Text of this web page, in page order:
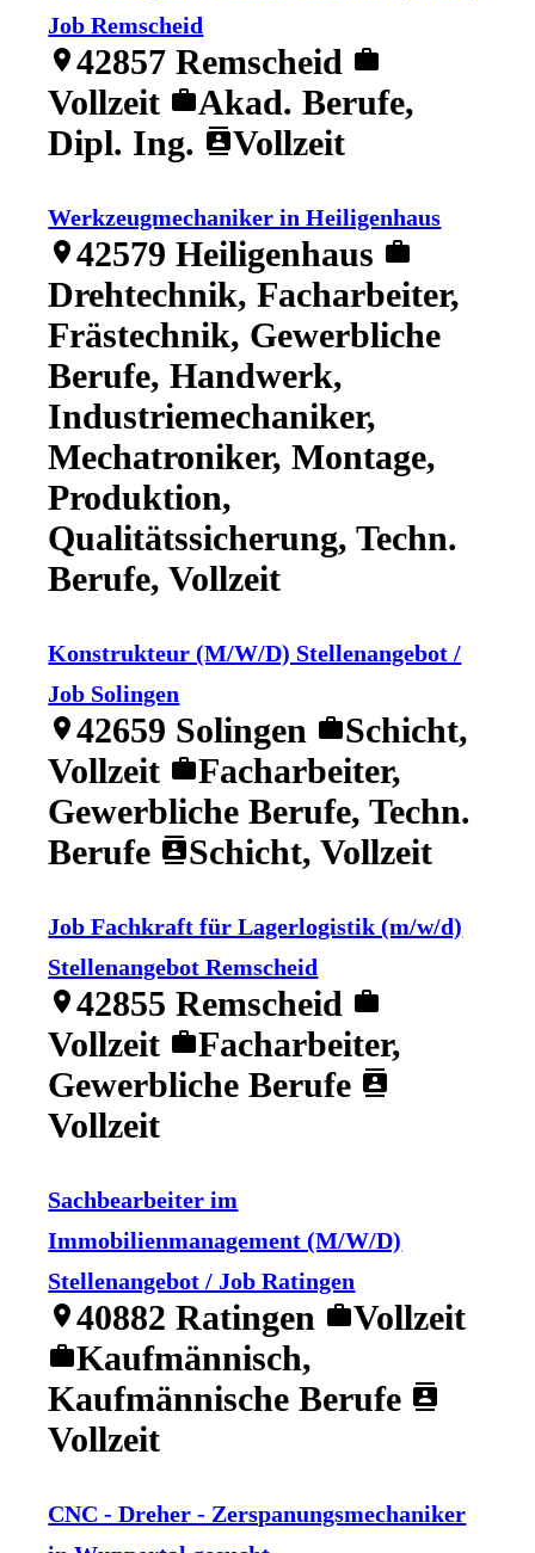
Job Remscheid
location_on42857 Remscheid work
Vollzeit workAkad. Berufe,
Dipl. Ing. contactsVollzeit
Werkzeugmechaniker in Heiligenhaus
location_on42579 Heiligenhaus work
Drehtechnik, Facharbeiter,
Frästechnik, Gewerbliche
Berufe, Handwerk,
Industriemechaniker,
Mechatroniker, Montage,
Produktion,
Qualitätssicherung, Techn.
Berufe, Vollzeit
Konstrukteur (M/W/D) Stellenangebot /
Job Solingen
location_on42659 Solingen workSchicht,
Vollzeit workFacharbeiter,
Gewerbliche Berufe, Techn.
Berufe contactsSchicht, Vollzeit
Job Fachkraft für Lagerlogistik (m/w/d)
Stellenangebot Remscheid
location_on42855 Remscheid work
Vollzeit workFacharbeiter,
Gewerbliche Berufe contacts
Vollzeit
Sachbearbeiter im
Immobilienmanagement (M/W/D)
Stellenangebot / Job Ratingen
location_on40882 Ratingen workVollzeit
workKaufmännisch,
Kaufmännische Berufe contacts
Vollzeit
CNC - Dreher - Zerspanungsmechaniker